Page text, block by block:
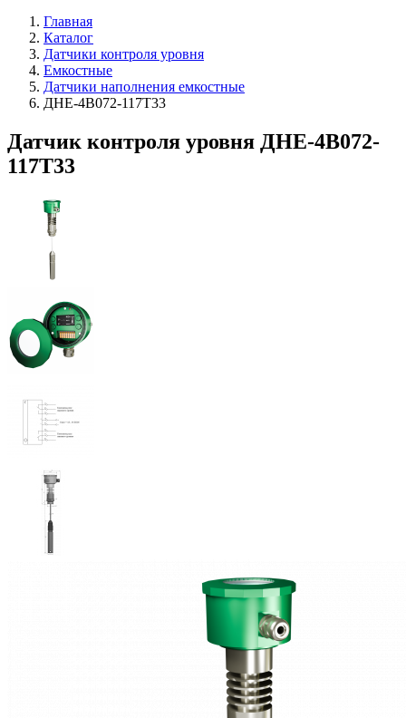
Главная
Каталог
Датчики контроля уровня
Емкостные
Датчики наполнения емкостные
ДНЕ-4В072-117Т33
Датчик контроля уровня ДНЕ-4В072-
117Т33